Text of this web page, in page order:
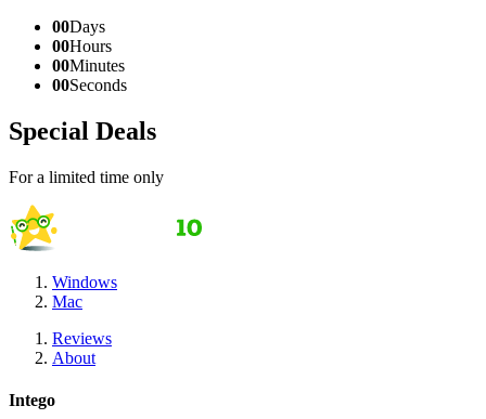
00Days
00Hours
00Minutes
00Seconds
Special Deals
For a limited time only
Windows
Mac
Reviews
About
Intego